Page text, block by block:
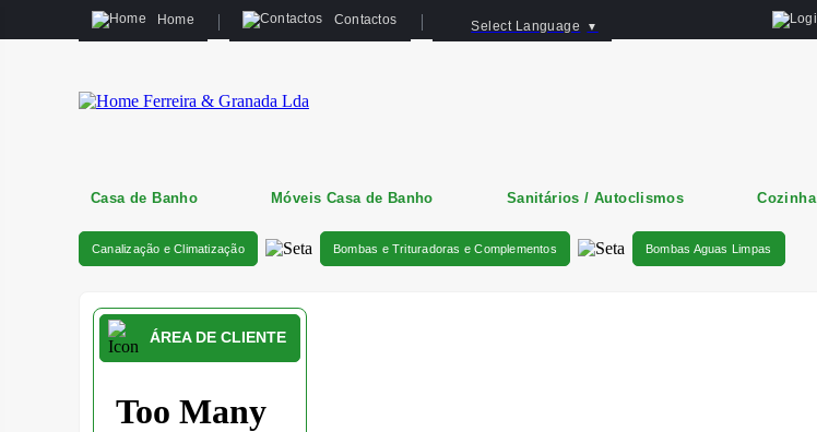
Home Contactos Select Language ▼
Casa de Banho Móveis Casa de Banho Sanitários / Autoclismos Cozinha
Canalização e Climatização Bombas e Trituradoras e Complementos Bombas Aguas Limpas
ÁREA DE CLIENTE